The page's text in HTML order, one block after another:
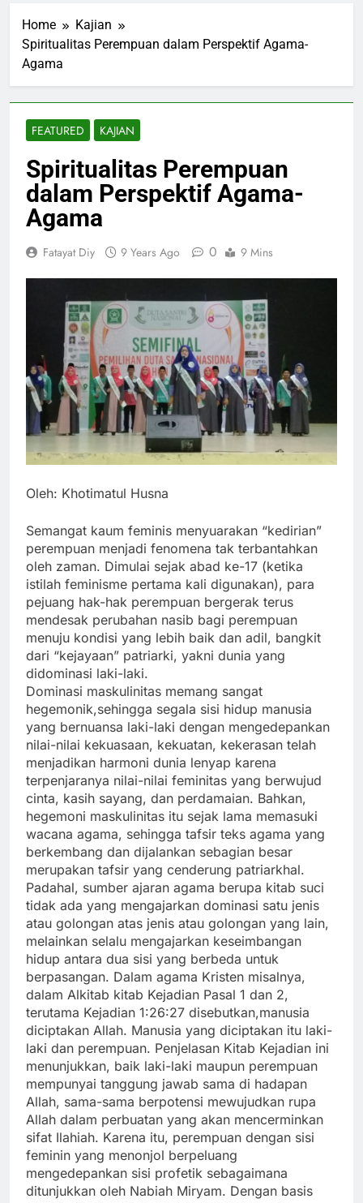
Home
Kajian
Spiritualitas Perempuan dalam Perspektif Agama-
Agama
FEATURED KAJIAN
Spiritualitas Perempuan
dalam Perspektif Agama-
Agama
Fatayat Diy 9 Years Ago 0 9 Mins
Oleh: Khotimatul Husna
Semangat kaum feminis menyuarakan “kedirian”
perempuan menjadi fenomena tak terbantahkan
oleh zaman. Dimulai sejak abad ke-17 (ketika
istilah feminisme pertama kali digunakan), para
pejuang hak-hak perempuan bergerak terus
mendesak perubahan nasib bagi perempuan
menuju kondisi yang lebih baik dan adil, bangkit
dari “kejayaan” patriarki, yakni dunia yang
didominasi laki-laki.
Dominasi maskulinitas memang sangat
hegemonik,sehingga segala sisi hidup manusia
yang bernuansa laki-laki dengan mengedepankan
nilai-nilai kekuasaan, kekuatan, kekerasan telah
menjadikan harmoni dunia lenyap karena
terpenjaranya nilai-nilai feminitas yang berwujud
cinta, kasih sayang, dan perdamaian. Bahkan,
hegemoni maskulinitas itu sejak lama memasuki
wacana agama, sehingga tafsir teks agama yang
berkembang dan dijalankan sebagian besar
merupakan tafsir yang cenderung patriarkhal.
Padahal, sumber ajaran agama berupa kitab suci
tidak ada yang mengajarkan dominasi satu jenis
atau golongan atas jenis atau golongan yang lain,
melainkan selalu mengajarkan keseimbangan
hidup antara dua sisi yang berbeda untuk
berpasangan. Dalam agama Kristen misalnya,
dalam Alkitab kitab Kejadian Pasal 1 dan 2,
terutama Kejadian 1:26:27 disebutkan,manusia
diciptakan Allah. Manusia yang diciptakan itu laki-
laki dan perempuan. Penjelasan Kitab Kejadian ini
menunjukkan, baik laki-laki maupun perempuan
mempunyai tanggung jawab sama di hadapan
Allah, sama-sama berpotensi mewujudkan rupa
Allah dalam perbuatan yang akan mencerminkan
sifat Ilahiah. Karena itu, perempuan dengan sisi
feminin yang menonjol berpeluang
mengedepankan sisi profetik sebagaimana
ditunjukkan oleh Nabiah Miryam. Dengan basis